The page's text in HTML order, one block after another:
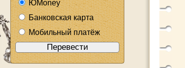
ЮMoney
Банковская карта
Мобильный платёж